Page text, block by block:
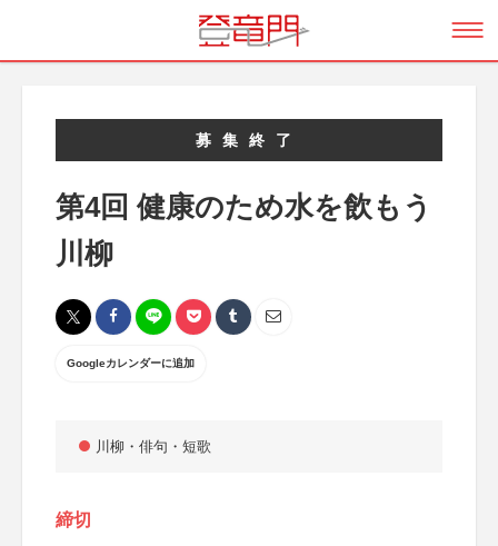
募集終了
第4回 健康のため水を飲もう
川柳
Googleカレンダーに追加
川柳・俳句・短歌
締切